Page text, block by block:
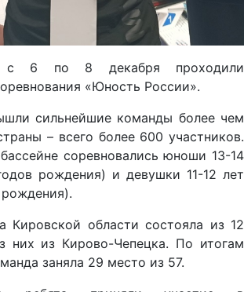
с 6 по 8 декабря проходили
«Юность России».
сильнейшие команды более чем
– всего более 600 участников.
соревновались юноши 13-14
рождения) и девушки 11-12 лет
рождения).
Кировской области состояла из 12
них из Кирово-Чепецка. По итогам
заняла 29 место из 57.